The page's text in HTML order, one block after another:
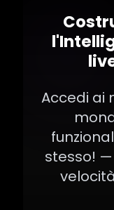
Accedi ai
stesso!